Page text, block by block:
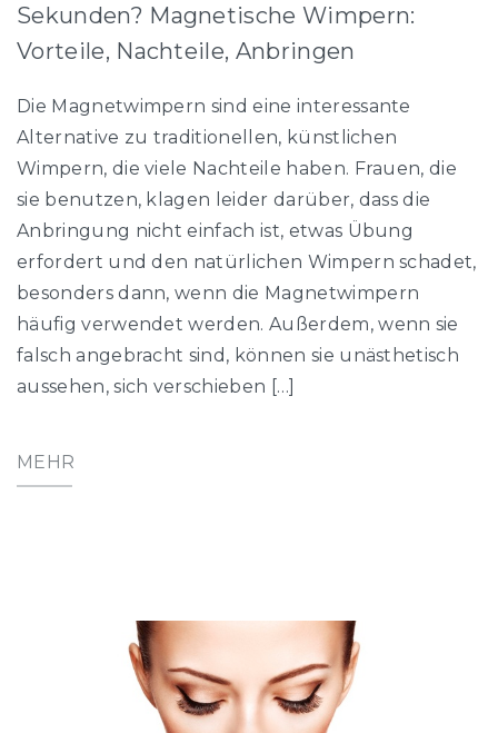
Sekunden? Magnetische Wimpern:
Vorteile, Nachteile, Anbringen
Die Magnetwimpern sind eine interessante
Alternative zu traditionellen, künstlichen
Wimpern, die viele Nachteile haben. Frauen, die
sie benutzen, klagen leider darüber, dass die
Anbringung nicht einfach ist, etwas Übung
erfordert und den natürlichen Wimpern schadet,
besonders dann, wenn die Magnetwimpern
häufig verwendet werden. Außerdem, wenn sie
falsch angebracht sind, können sie unästhetisch
aussehen, sich verschieben […]
MEHR